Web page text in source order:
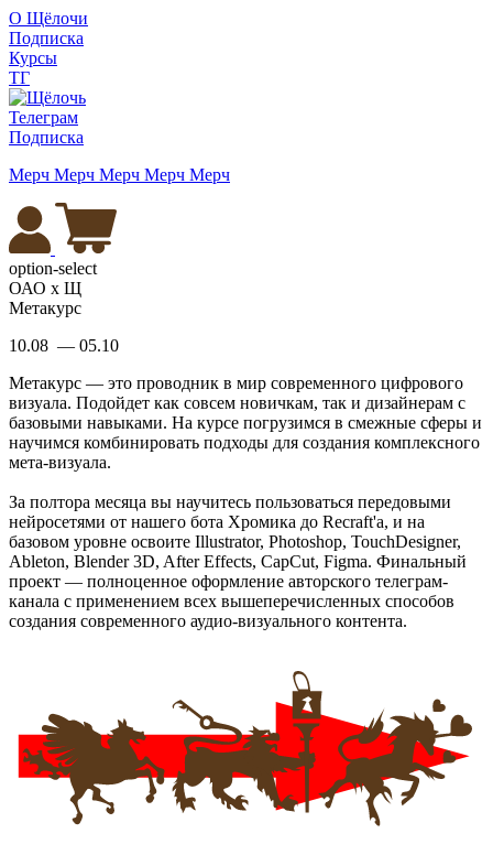
О Щёлочи
Подписка
Курсы
ТГ
Телеграм
Подписка
Мерч Мерч Мерч Мерч Мерч
option-select
ОАО х Щ
Метакурс
10.08 — 05.10
Метакурс — это проводник в мир современного цифрового
визуала. Подойдет как совсем новичкам, так и дизайнерам с
базовыми навыками. На курсе погрузимся в смежные сферы и
научимся комбинировать подходы для создания комплексного
мета-визуала.
За полтора месяца вы научитесь пользоваться передовыми
нейросетями от нашего бота Хромика до Recraft'a, и на
базовом уровне освоите Illustrator, Photoshop, TouchDesigner,
Ableton, Blender 3D, After Effects, CapCut, Figma. Финальный
проект — полноценное оформление авторского телеграм-
канала с применением всех вышеперечисленных способов
создания современного аудио-визуального контента.